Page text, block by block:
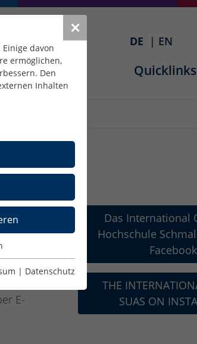
✕
davon
ermöglichen,
Den
Inhalten
| Datenschutz
DE EN
Quicklinks
E-
Das International
Hochschule
Facebook
THE
SUAS ON